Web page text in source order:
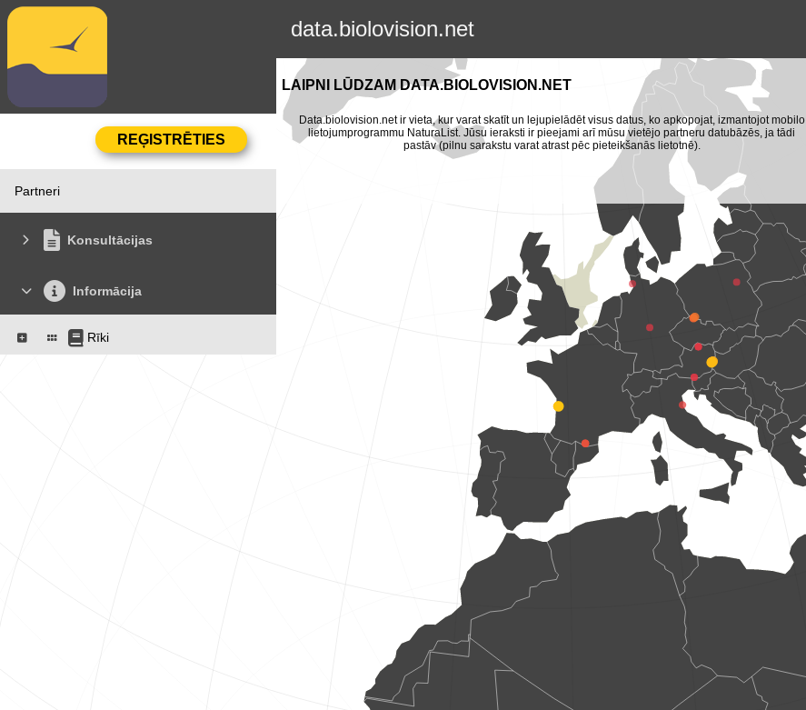
data.biolovision.net
Partneri
Konsultācijas
Informācija
Rīki
LAIPNI LŪDZAM DATA.BIOLOVISION.NET
Data.biolovision.net ir vieta, kur varat skatīt un lejupielādēt visus datus, ko apkopojat, izmantojot mobilo
lietojumprogrammu NaturaList. Jūsu ieraksti ir pieejami arī mūsu vietējo partneru datubāzēs, ja tādi
pastāv (pilnu sarakstu varat atrast pēc pieteikšanās lietotnē).